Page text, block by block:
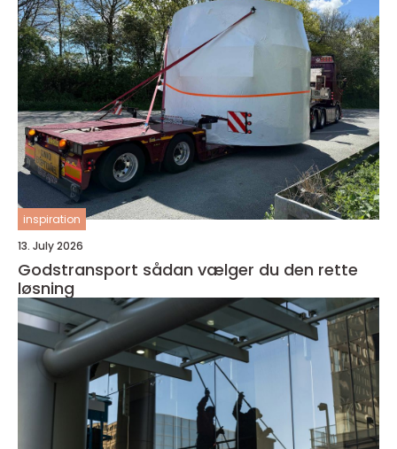
inspiration
13. July 2026
Godstransport sådan vælger du den rette
løsning